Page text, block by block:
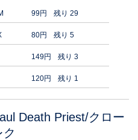
99円 残り 29
80円 残り 5
149円 残り 3
120円 残り 1
Death Priest/クロー